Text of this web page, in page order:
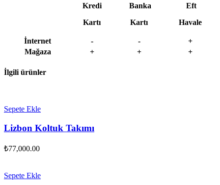
Kredi
Kartı
Banka
Kartı
Eft
Havale
İnternet - -
+
Mağaza
+ + +
İlgili ürünler
Sepete Ekle
Lizbon Koltuk Takımı
₺77,000.00
Sepete Ekle